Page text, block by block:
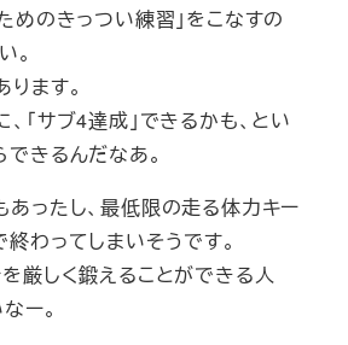
めのきっつい練習」をこなすの
。
ます。
「サブ4達成」できるかも、とい
きるんだなあ。
ったし、最低限の走る体力キー
わってしまいそうです。
厳しく鍛えることができる人
ー。